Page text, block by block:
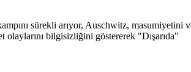
sürekli arıyor, Auschwitz, masumiyetini
olaylarını bilgisizliğini göstererek "Dışarıda"